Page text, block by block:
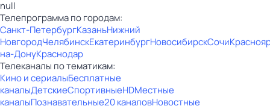
null
Телепрограмма по городам:
Санкт-ПетербургКазаньНижний
НовгородЧелябинскЕкатеринбургНовосибирскСочи
на-ДонуКраснодар
Телеканалы по тематикам:
Кино и сериалыБесплатные
каналыДетскиеСпортивныеHDМестные
каналыПознавательные20 каналовНовостные